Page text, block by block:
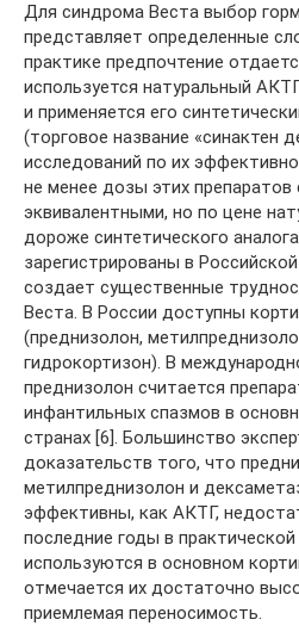
Для синдрома Веста выбор
представляет определенные
практике предпочтение
используется натуральный
и применяется его
(торговое название «синактен
исследований по их
не менее дозы этих препаратов
эквивалентными, но по цене
дороже синтетического
зарегистрированы в
создает существенные
Веста. В России доступны
(преднизолон,
гидрокортизон). В
преднизолон считается
инфантильных спазмов в
странах [6]. Большинство
доказательств того, что
метилпреднизолон и
эффективны, как АКТГ,
последние годы в
используются в основном
отмечается их достаточно
приемлемая переносимость.